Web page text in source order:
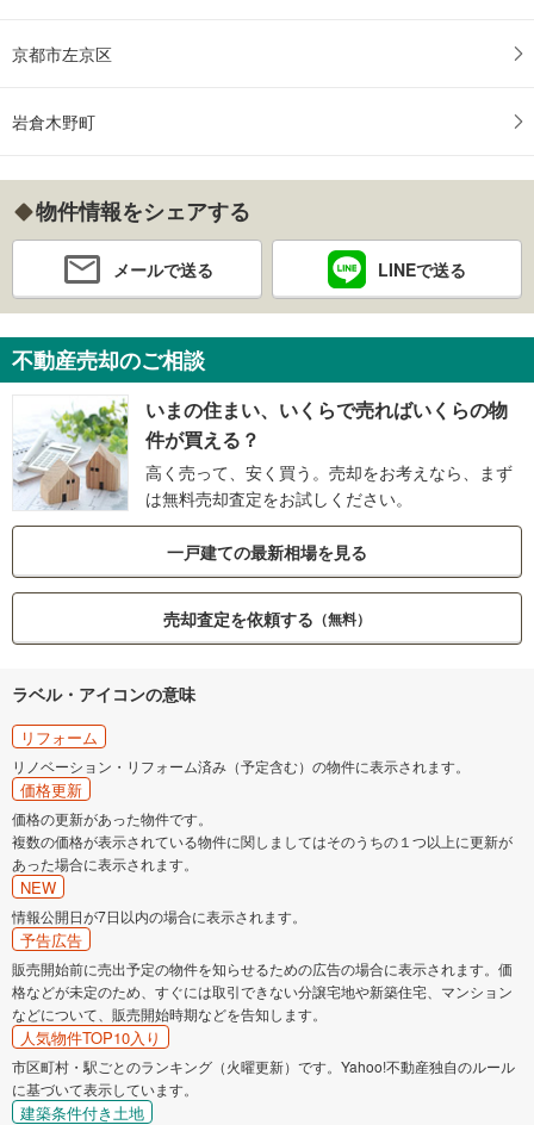
京都市左京区
岩倉木野町
物件情報をシェアする
メールで送る LINEで送る
不動産売却のご相談
いまの住まい、いくらで売ればいくらの物
件が買える？
高く売って、安く買う。売却をお考えなら、まず
は無料売却査定をお試しください。
一戸建ての最新相場を見る
売却査定を依頼する （無料）
ラベル・アイコンの意味
リフォーム
リノベーション・リフォーム済み（予定含む）の物件に表示されます。
価格更新
価格の更新があった物件です。
複数の価格が表示されている物件に関しましてはそのうちの１つ以上に更新が
あった場合に表示されます。
NEW
情報公開日が7日以内の場合に表示されます。
予告広告
販売開始前に売出予定の物件を知らせるための広告の場合に表示されます。価
格などが未定のため、すぐには取引できない分譲宅地や新築住宅、マンション
などについて、販売開始時期などを告知します。
人気物件TOP10入り
市区町村・駅ごとのランキング（火曜更新）です。Yahoo!不動産独自のルール
に基づいて表示しています。
建築条件付き土地